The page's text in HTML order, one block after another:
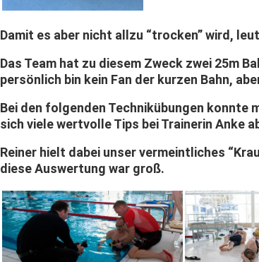
Damit es aber nicht allzu “trocken” wird,
Das Team hat zu diesem Zweck zwei 25m
persönlich bin kein Fan der kurzen Bahn,
Bei den folgenden Technikübungen konnte
sich viele wertvolle Tips bei Trainerin Anke
Reiner hielt dabei unser vermeintliches
diese Auswertung war groß.